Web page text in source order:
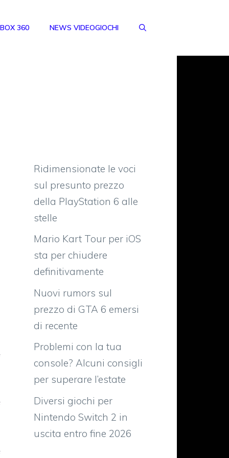
360 NEWS VIDEOGIOCHI
Ridimensionate le voci
sul presunto prezzo
della PlayStation 6 alle
stelle
Mario Kart Tour per iOS
sta per chiudere
definitivamente
Nuovi rumors sul
prezzo di GTA 6 emersi
di recente
Problemi con la tua
console? Alcuni consigli
per superare l’estate
Diversi giochi per
Nintendo Switch 2 in
uscita entro fine 2026